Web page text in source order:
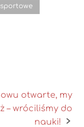
sportowe
otwarte, my
– wróciliśmy do
nauki!